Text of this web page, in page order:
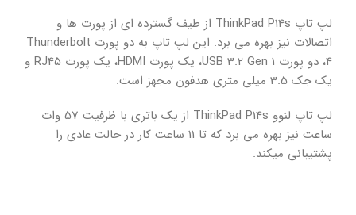
لپ تاپ ThinkPad P14s از طیف گسترده ای از پورت ها و
اتصالات نیز بهره می برد. این لپ تاپ به دو پورت Thunderbolt
4، دو پورت USB 3.2 Gen 1، یک پورت HDMI، یک پورت RJ45 و
یک جک 3.5 میلی متری هدفون مجهز است.
لپ تاپ لنوو ThinkPad P14s از یک باتری با ظرفیت 57 وات
ساعت نیز بهره می برد که تا 11 ساعت کار در حالت عادی را
پشتیبانی میکند.